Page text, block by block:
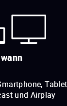
und Airplay